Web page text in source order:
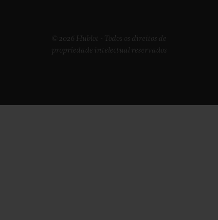
© 2026 Hublot - Todos os direitos de
propriedade intelectual reservados